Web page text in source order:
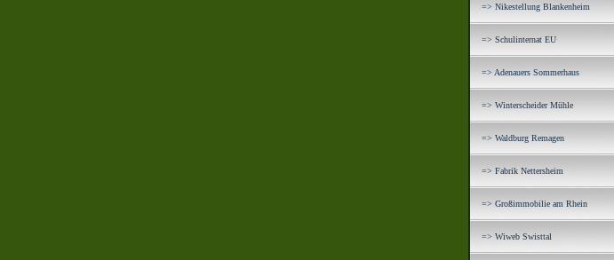
=> Nikestellung Blankenheim
=> Schulinternat EU
=> Adenauers Sommerhaus
=> Winterscheider Mühle
=> Waldburg Remagen
=> Fabrik Nettersheim
=> Großimmobilie am Rhein
=> Wiweb Swisttal